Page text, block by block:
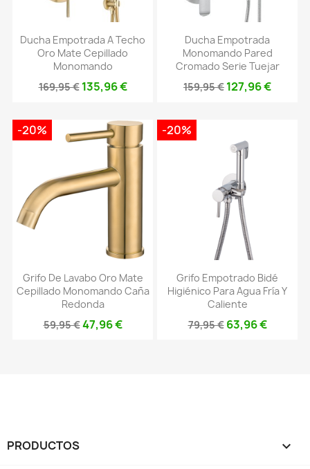
Ducha Empotrada A Techo
Oro Mate Cepillado
Monomando
169,95 € 135,96 €
Ducha Empotrada
Monomando Pared
Cromado Serie Tuejar
159,95 € 127,96 €
Grifo De Lavabo Oro Mate
Cepillado Monomando Caña
Redonda
59,95 €47,96 €
-20%
Grifo Empotrado Bidé
Higiénico Para Agua Fría Y
Caliente
79,95 € 63,96 €
-20%
PRODUCTOS 